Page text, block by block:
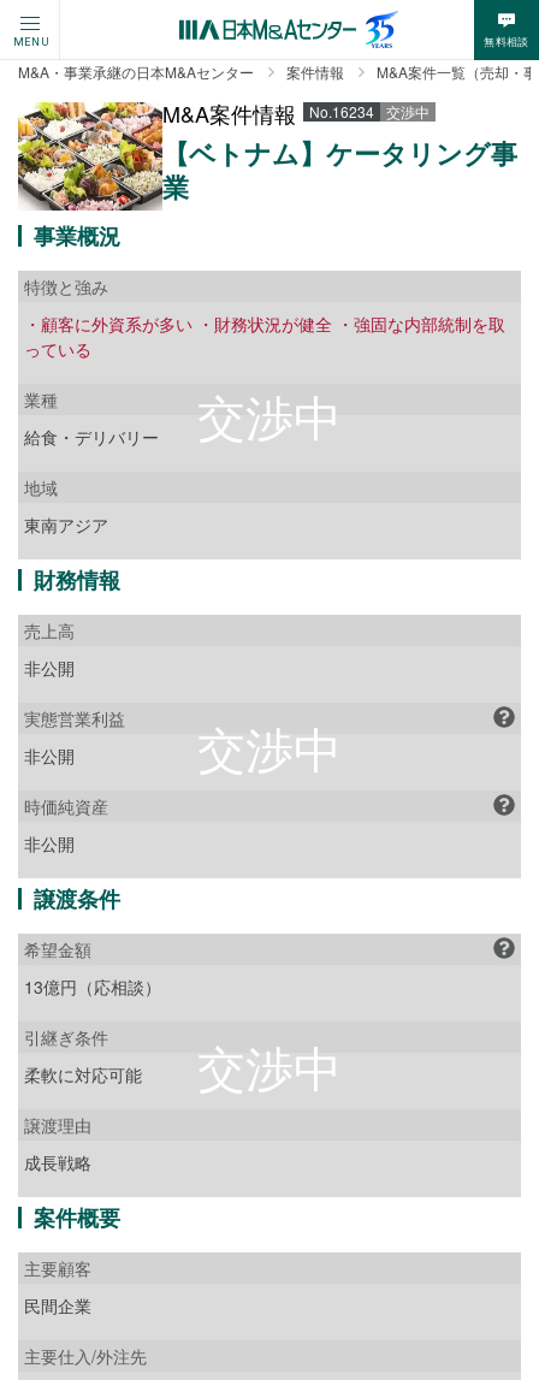
MENU 無料相談
M&A・事業承継の日本M&Aセンター 案件情報 M&A案件一覧（売却・
M&A案件情報 No.16234 交渉中
【ベトナム】ケータリング事
業
事業概況
特徴と強み
・顧客に外資系が多い ・財務状況が健全 ・強固な内部統制を取
っている
業種
給食・デリバリー
地域
東南アジア
財務情報
売上高
非公開
実態営業利益
非公開
時価純資産
非公開
譲渡条件
希望金額
13億円（応相談）
引継ぎ条件
柔軟に対応可能
譲渡理由
成長戦略
案件概要
主要顧客
民間企業
主要仕入/外注先